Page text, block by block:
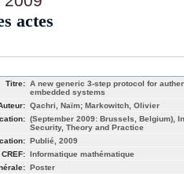
actes
Titre: A new generic 3-step protocol for
embedded systems
Qachri, Naïm; Markowitch, Olivier
(September 2009: Brussels, Belgium),
Security, Theory and Practice
Publié, 2009
Informatique mathématique
Poster